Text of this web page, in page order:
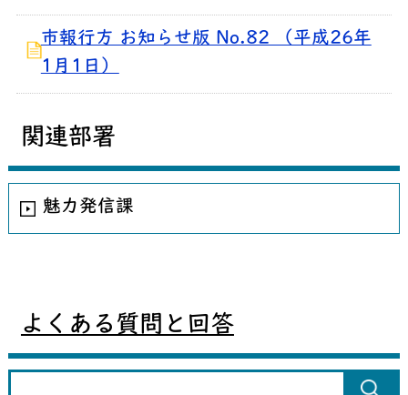
市報行方 お知らせ版 No.82 （平成26年
1月1日）
関連部署
魅力発信課
よくある質問と回答